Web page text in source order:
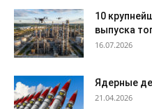
10
выпуска
16.07.2026
Ядерные
21.04.2026